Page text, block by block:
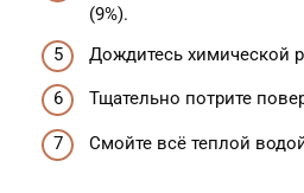
(9%).
Дождитесь химической
Тщательно потрите
Смойте всё теплой